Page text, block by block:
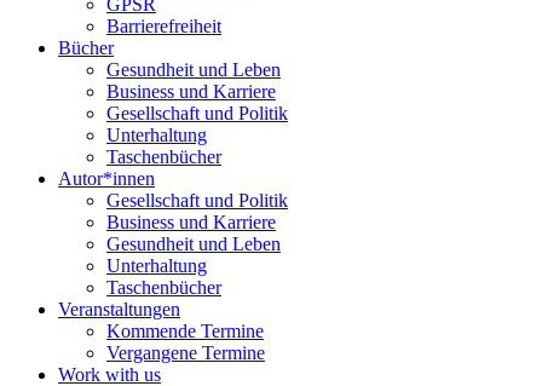
GPSR
Barrierefreiheit
Bücher
Gesundheit und Leben
Business und Karriere
Gesellschaft und Politik
Unterhaltung
Taschenbücher
Autor*innen
Gesellschaft und Politik
Business und Karriere
Gesundheit und Leben
Unterhaltung
Taschenbücher
Veranstaltungen
Kommende Termine
Vergangene Termine
Work with us